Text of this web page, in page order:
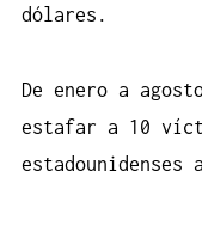
dólares.
De enero a
estafar a 10
estadounidenses